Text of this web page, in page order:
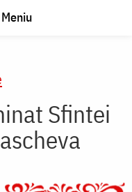
Meniu
Sfintei